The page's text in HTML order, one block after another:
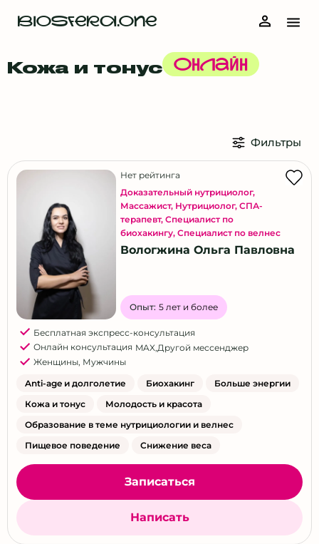
BIOSFERA.ONE
Кожа и тонус Онлайн
Фильтры
Нет рейтинга
Доказательный нутрициолог,
Массажист, Нутрициолог, СПА-
терапевт, Специалист по
биохакингу, Специалист по велнес
Вологжина Ольга Павловна
Опыт: 5 лет и более
Бесплатная экспресс-консультация
Онлайн консультация MAX,Другой мессенджер
Женщины, Мужчины
Anti-age и долголетие Биохакинг
Больше энергии
Кожа и тонус
Молодость и красота
Образование в теме нутрициологии и велнес
Пищевое поведение
Снижение веса
Записаться
Написать